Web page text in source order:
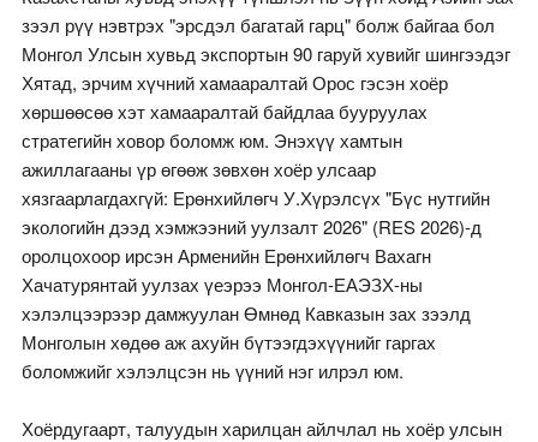
зээл рүү нэвтрэх "эрсдэл багатай гарц" болж байгаа бол
Монгол Улсын хувьд экспортын 90 гаруй хувийг шингээдэг
Хятад, эрчим хүчний хамааралтай Орос гэсэн хоёр
хөршөөсөө хэт хамааралтай байдлаа бууруулах
стратегийн ховор боломж юм. Энэхүү хамтын
ажиллагааны үр өгөөж зөвхөн хоёр улсаар
хязгаарлагдахгүй: Ерөнхийлөгч У.Хүрэлсүх "Бүс нутгийн
экологийн дээд хэмжээний уулзалт 2026" (RES 2026)-д
оролцохоор ирсэн Арменийн Ерөнхийлөгч Вахагн
Хачатурянтай уулзах үеэрээ Монгол-ЕАЭЗХ-ны
хэлэлцээрээр дамжуулан Өмнөд Кавказын зах зээлд
Монголын хөдөө аж ахуйн бүтээгдэхүүнийг гаргах
боломжийг хэлэлцсэн нь үүний нэг илрэл юм.
Хоёрдугаарт, талуудын харилцан айлчлал нь хоёр улсын